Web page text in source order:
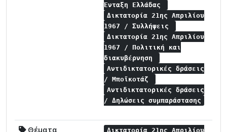
Ένταξη Ελλάδας
Δικτατορία 21ης Απριλίου
1967 / Συλλήψεις
Δικτατορία 21ης Απριλίου
1967 / Πολιτική και
διακυβέρνηση
Αντιδικτατορικές δράσεις
/ Μποϊκοτάζ
Αντιδικτατορικές δράσεις
/ Δηλώσεις συμπαράστασης
Θέματα
Δικτατορία 21ης Απριλίου